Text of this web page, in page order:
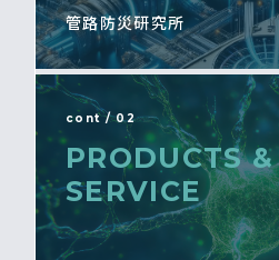
管路防災研究所
cont / 02
PRODUCTS &
SERVICE